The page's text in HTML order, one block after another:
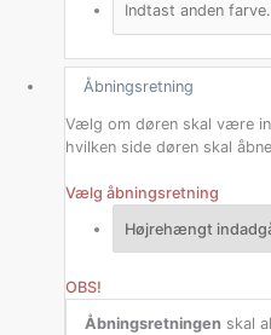
Åbningsretning
Vælg om døren skal være
hvilken side døren skal
Vælg åbningsretning
OBS!
Åbningsretningen skal